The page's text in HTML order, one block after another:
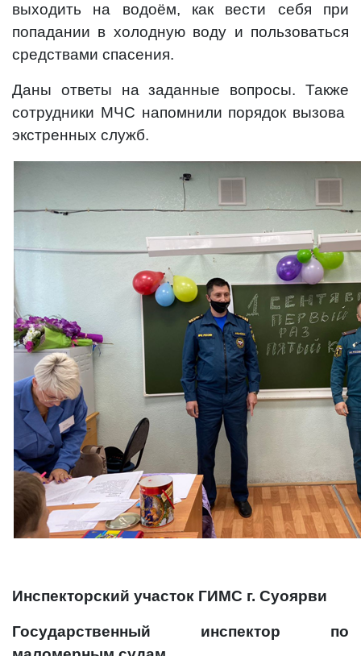
выходить на водоём, как вести себя при
попадании в холодную воду и пользоваться
средствами спасения.
Даны ответы на заданные вопросы. Также
сотрудники МЧС напомнили порядок вызова
экстренных служб.
Инспекторский участок ГИМС г. Суоярви
Государственный инспектор по